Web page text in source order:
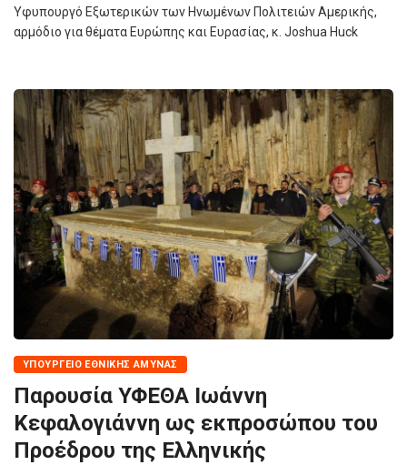
Υφυπουργό Εξωτερικών των Ηνωμένων Πολιτειών Αμερικής,
αρμόδιο για θέματα Ευρώπης και Ευρασίας, κ. Joshua Huck
ΥΠΟΥΡΓΕΊΟ ΕΘΝΙΚΉΣ ΆΜΥΝΑΣ
Παρουσία ΥΦΕΘΑ Ιωάννη
Κεφαλογιάννη ως εκπροσώπου του
Προέδρου της Ελληνικής